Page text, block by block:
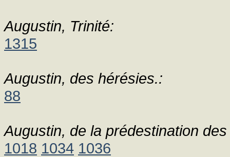
Augustin, Trinité:
1315
Augustin, des hérésies.:
88
Augustin, de la prédestination
1018 1034 1036